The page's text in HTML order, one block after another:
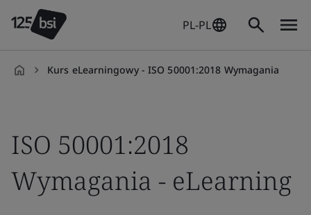
PL-PL
Kurs eLearningowy - ISO 50001:2018 Wymagania
ISO 50001:2018
Wymagania - eLearning